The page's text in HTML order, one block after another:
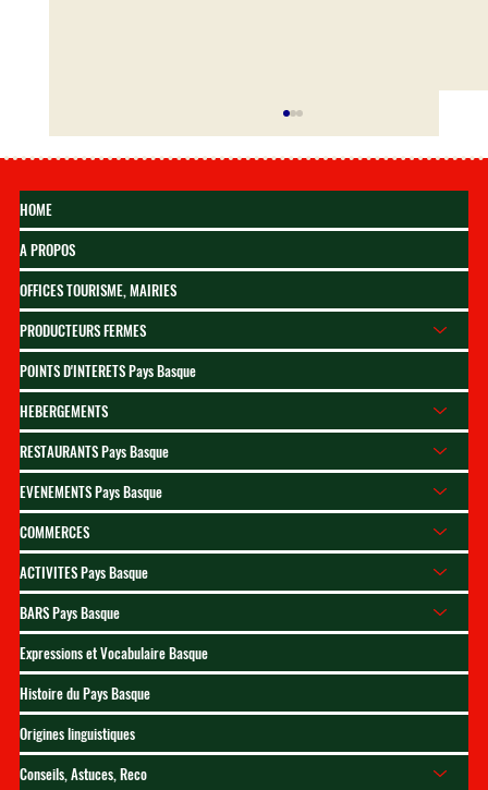
Meilleur spot pour voir la
patrouille de france au
meeting aérien de saint-jean-
de-luz
HOME
A PROPOS
OFFICES TOURISME, MAIRIES
PRODUCTEURS FERMES
POINTS D'INTERETS Pays Basque
HEBERGEMENTS
RESTAURANTS Pays Basque
EVENEMENTS Pays Basque
COMMERCES
ACTIVITES Pays Basque
BARS Pays Basque
Expressions et Vocabulaire Basque
Histoire du Pays Basque
Origines linguistiques
Conseils, Astuces, Reco